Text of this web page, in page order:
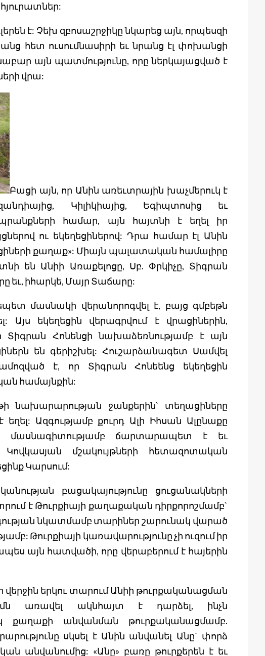
է: Չեխ զբոսաշրջիկը նկարեց այն, որպեսզի
հետ ուսումնասիրի եւ նրանց էլ փոխանցի
այն պատմությունը, որը ներկայացված է
վրա:
Բացի այն, որ Անին առեւտրային խաչմերուկ է
Կիլիկիայից, Եգիպտոսից եւ
համար, այն հայտնի է եղել իր
ու եկեղեցիներով: Դրա համար էլ Անին
քաղաք»: Միայն պալատական համալիրը
են Անիի Առաքելոցը, Սբ. Փրկիչը, Տիգրան
եւ, իհարկե, Մայր Տաճարը:
մասնակի վերանորոգվել է, բայց գմբեթն
Այս եկեղեցին վերագրվում է վրացիներին,
Տիգրան Հոնենցի նախաձեռնությամբ է այն
են գերիշխել: Հուշարձանագետ Սամվել
է, որ Տիգրան Հոնեենց եկեղեցին
համայնքին:
նախարարության ջանքերին` տեղացիները
Ազգությամբ քուրդ Ալի Իհսան Ալընաքը
մասնագիտությամբ ճարտարապետ է եւ
մշակույթների հետազոտական
Կարսում:
բացակայությունը ցուցանակների
է Թուրքիայի քաղաքական դիրքորոշմամբ`
նկատմամբ տարիներ շարունակ վարած
Թուրքիայի կառավարությունը չի ուզում իր
այն հատվածի, որը վերաբերում է հայերին
երկու տարում Անիի թուրքականացման
առավել ակնհայտ է դարձել, ինչն
քաղաքի անվանման թուրքականացմամբ.
սկսել է Անին անվանել Անը` փորձ
անվանումից: «Անը» բառը թուրքերեն է եւ